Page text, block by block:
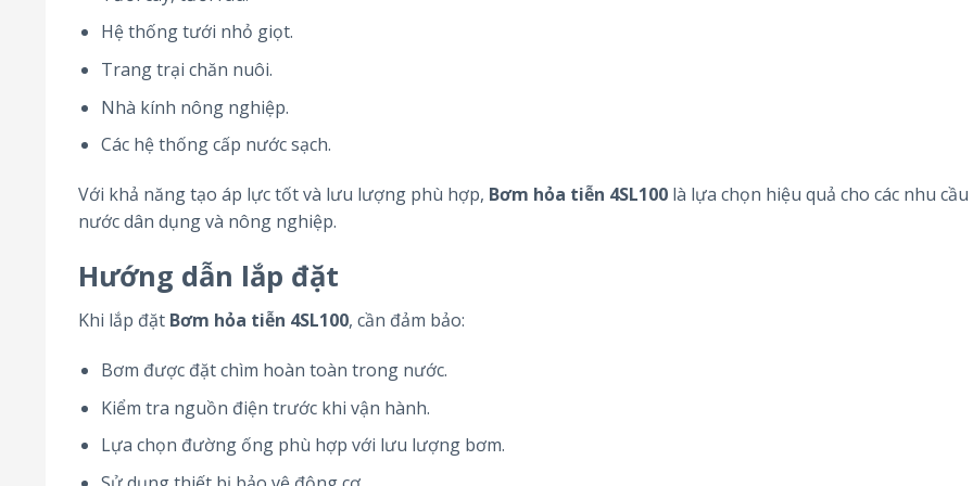
Hệ thống tưới nhỏ giọt.
Trang trại chăn nuôi.
Nhà kính nông nghiệp.
Các hệ thống cấp nước sạch.
Với khả năng tạo áp lực tốt và lưu lượng phù hợp, Bơm hỏa tiễn 4SL100 là lựa chọn hiệu quả cho các nhu
nước dân dụng và nông nghiệp.
Hướng dẫn lắp đặt
Khi lắp đặt Bơm hỏa tiễn 4SL100, cần đảm bảo:
Bơm được đặt chìm hoàn toàn trong nước.
Kiểm tra nguồn điện trước khi vận hành.
Lựa chọn đường ống phù hợp với lưu lượng bơm.